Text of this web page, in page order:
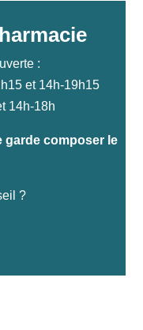
:
et 14h-19h15
14h-18h
garde composer le
?